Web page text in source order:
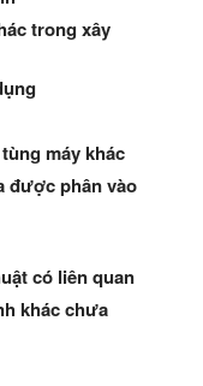
trong xây
máy khác
được phân vào
có liên quan
khác chưa